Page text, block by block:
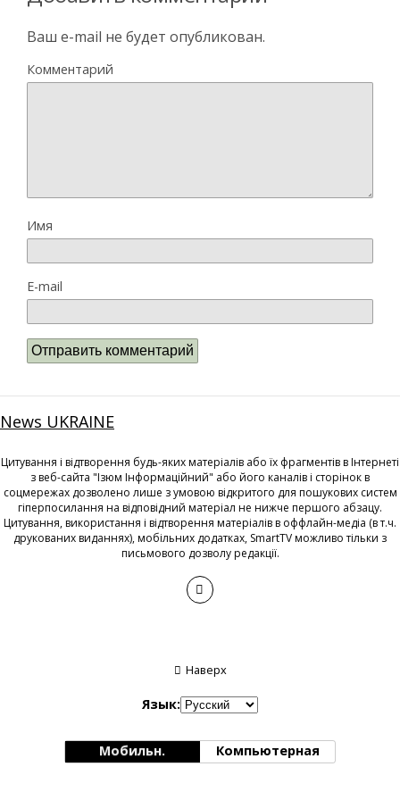
Ваш e-mail не будет опубликован.
Комментарий
Имя
E-mail
News UKRAINE
Цитування і відтворення будь-яких матеріалів або їх фрагментів в Інтернеті
з веб-сайта "Ізюм Інформаційний" або його каналів і сторінок в
соцмережах дозволено лише з умовою відкритого для пошукових систем
гіперпосилання на відповідний матеріал не нижче першого абзацу.
Цитування, використання і відтворення матеріалів в оффлайн-медіа (в т.ч.
друкованих виданнях), мобільних додатках, SmartTV можливо тільки з
письмового дозволу редакції.
Наверх
Язык:
Мобильн. Компьютерная